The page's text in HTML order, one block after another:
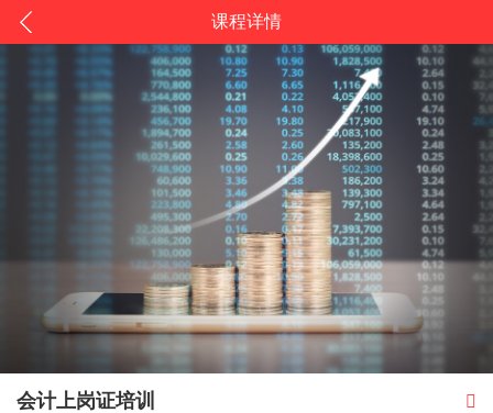
课程详情
会计上岗证培训 